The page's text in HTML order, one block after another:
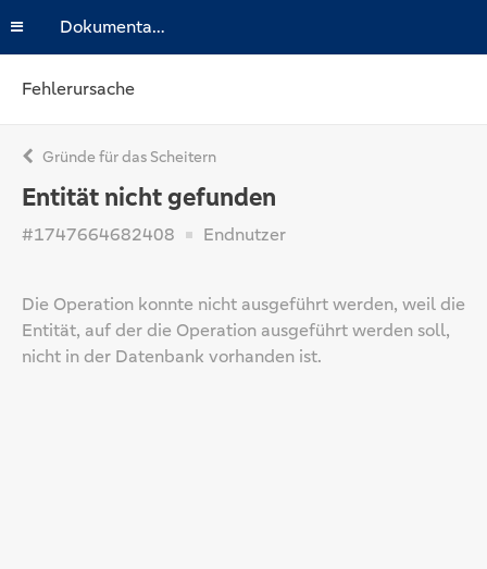
Dokumentation
Fehlerursache
Gründe für das Scheitern
Entität nicht gefunden
#1747664682408 Endnutzer
Die Operation konnte nicht ausgeführt werden, weil die
Entität, auf der die Operation ausgeführt werden soll,
nicht in der Datenbank vorhanden ist.